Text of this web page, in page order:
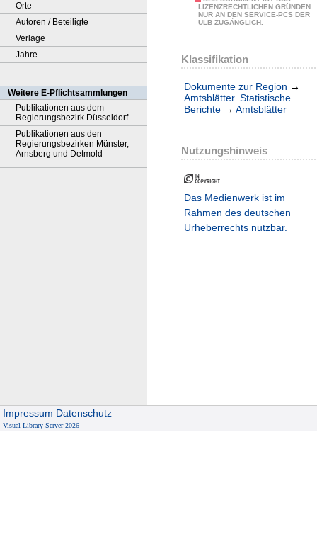
Orte
Autoren / Beteiligte
Verlage
Jahre
Weitere E-Pflichtsammlungen
Publikationen aus dem
Regierungsbezirk Düsseldorf
Publikationen aus den
Regierungsbezirken Münster,
Arnsberg und Detmold
LIZENZRECHTLICHEN GRÜNDEN
NUR AN DEN SERVICE-PCS DER
ULB ZUGÄNGLICH.
Klassifikation
Dokumente zur Region →
Amtsblätter. Statistische
Berichte → Amtsblätter
Nutzungshinweis
Das Medienwerk ist im
Rahmen des deutschen
Urheberrechts nutzbar.
Impressum Datenschutz
Visual Library Server 2026